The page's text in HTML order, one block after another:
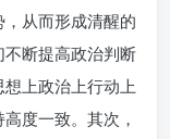
从而形成清醒的
断提高政治判断
上政治上行动上
度一致。其次，